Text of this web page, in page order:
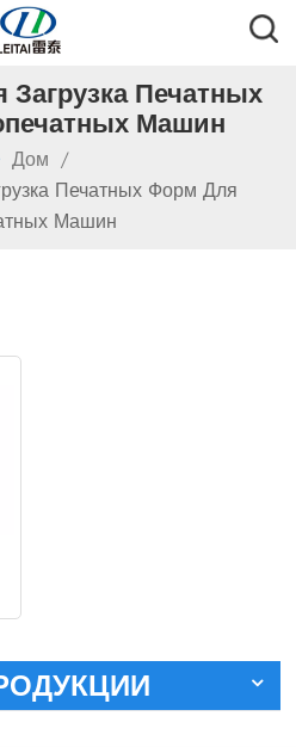
Загрузка Печатных
Машин
Дом
/
Печатных Форм Для
Машин